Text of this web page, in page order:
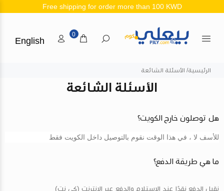
Free shipping for order more than 100 KWD
0
English
الرئيسية الأسئلة الشائعة
الأسئلة الشائعة
هل توصلون خارج الكويت؟
للأسف لا ، في هذا الوقت نقوم بالتوصيل داخل الكويت فقط
ما هي طريقة الدفع؟
نقبل الدفع نقدًا عند الاستلام والدفع عبر الإنترنت (كي نت)